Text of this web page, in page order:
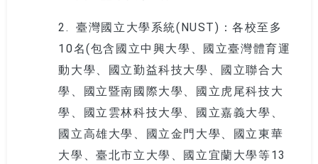
2.
臺灣國立大學系統(NUST)：各校至多
10名(包含國立中興大學、國立臺灣體育運
動大學、國立勤益科技大學、國立聯合大
學、國立暨南國際大學、國立虎尾科技大
學、國立雲林科技大學、國立嘉義大學、
國立高雄大學、國立金門大學、國立東華
大學、臺北市立大學、國立宜蘭大學等13